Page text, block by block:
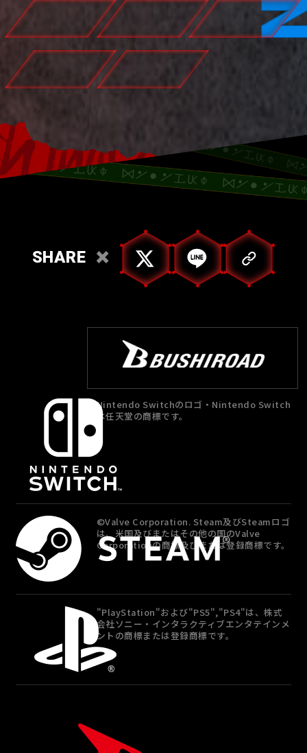
SHARE
Nintendo Switchのロゴ・Nintendo Switch
は任天堂の商標です。
©Valve Corporation. Steam及びSteamロゴ
は、米国及びまたはその他の国のValve
Corporationの商標及びまたは登録商標です。
"PlayStation"および"PS5","PS4"は、株式
会社ソニー・インタラクティブエンタテインメ
ントの商標または登録商標です。